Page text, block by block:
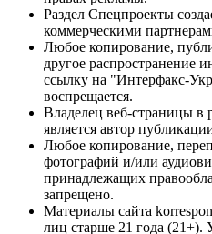
Раздел Спецпроекты
коммерческими
Любое копирование,
другое распространение
ссылку на "Интерфакс-
воспрещается.
Владелец веб-страницы в
является автор
Любое копирование,
фотографий и/или
принадлежащих
запрещено.
Материалы сайта
лиц старше 21 года (21+).